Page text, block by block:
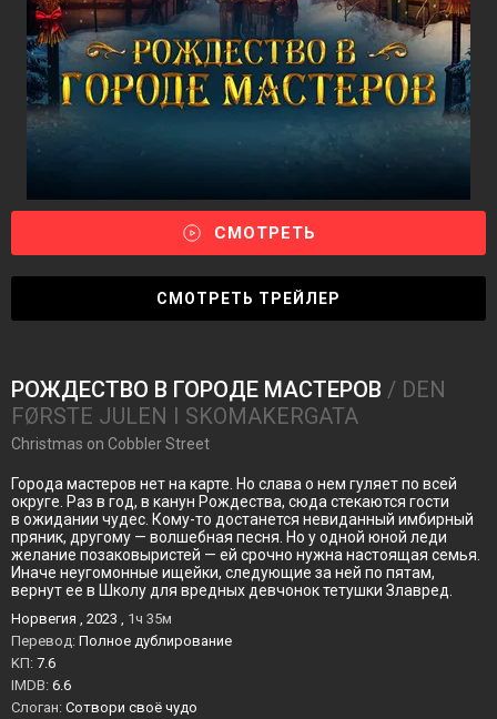
СМОТРЕТЬ
СМОТРЕТЬ ТРЕЙЛЕР
РОЖДЕСТВО В ГОРОДЕ МАСТЕРОВ / DEN
FØRSTE JULEN I SKOMAKERGATA
Christmas on Cobbler Street
Города мастеров нет на карте. Но слава о нем гуляет по всей
округе. Раз в год, в канун Рождества, сюда стекаются гости
в ожидании чудес. Кому-то достанется невиданный имбирный
пряник, другому — волшебная песня. Но у одной юной леди
желание позаковыристей — ей срочно нужна настоящая семья.
Иначе неугомонные ищейки, следующие за ней по пятам,
вернут ее в Школу для вредных девчонок тетушки Злавред.
Норвегия , 2023 , 1ч 35м
Перевод: Полное дублирование
KП: 7.6
IMDB: 6.6
Слоган: Сотвори своё чудо